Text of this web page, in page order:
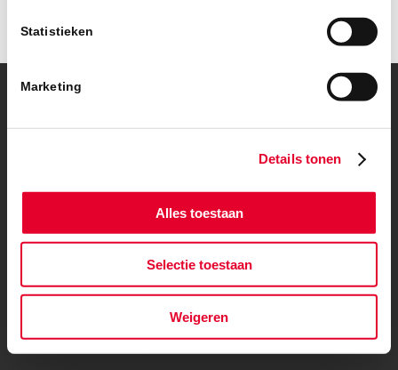
Statistieken
Marketing
Details tonen
Alles toestaan
Selectie toestaan
Weigeren
voorwaarden|Privacybeleid